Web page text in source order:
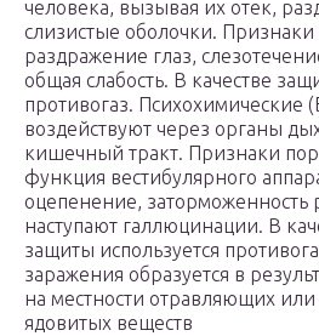
человека, вызывая их отек,
слизистые оболочки.
раздражение глаз,
общая слабость. В качестве
противогаз. Психохимические
воздействуют через органы
кишечный тракт. Признаки
функция вестибулярного
оцепенение, заторможенность
наступают галлюцинации. В
защиты используется
заражения образуется в
на местности отравляющих
ядовитых веществ